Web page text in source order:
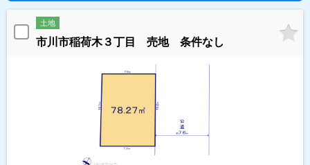
土地
市川市稲荷木３丁目 売地 条件なし